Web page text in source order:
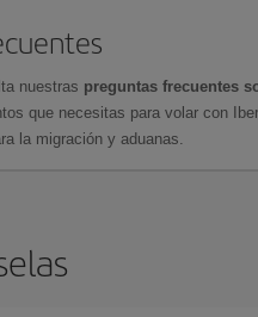
nuestras preguntas frecuentes
que necesitas para volar con
la migración y aduanas.